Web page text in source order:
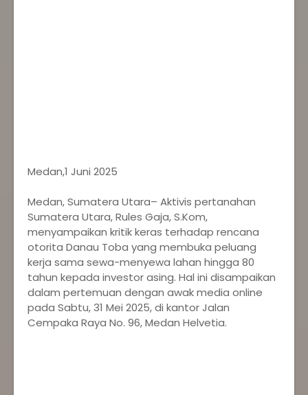
Medan,1 Juni 2025
Medan, Sumatera Utara– Aktivis pertanahan
Sumatera Utara, Rules Gaja, S.Kom,
menyampaikan kritik keras terhadap rencana
otorita Danau Toba yang membuka peluang
kerja sama sewa-menyewa lahan hingga 80
tahun kepada investor asing. Hal ini disampaikan
dalam pertemuan dengan awak media online
pada Sabtu, 31 Mei 2025, di kantor Jalan
Cempaka Raya No. 96, Medan Helvetia.